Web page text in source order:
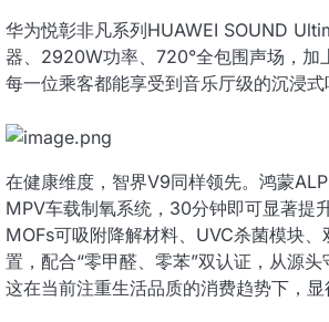
华为悦彰非凡系列HUAWEI SOUND
器、2920W功率、720°全包围声场，加
每一位乘客都能享受到音乐厅级的沉浸式
在健康维度，智界V9同样领先。鸿蒙
MPV车载制氧系统，30分钟即可显著提
MOFs可吸附降解材料、UVC杀菌模块
置，配合“零甲醛、零苯”双认证，从源头
这在当前注重生活品质的消费趋势下，显